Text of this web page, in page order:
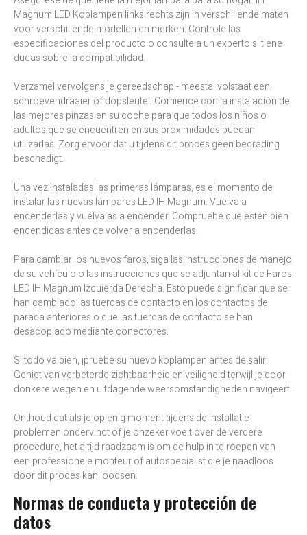
Magnum LED Koplampen links rechts zijn in verschillende maten
voor verschillende modellen en merken. Controle las
especificaciones del producto o consulte a un experto si tiene
dudas sobre la compatibilidad.
Verzamel vervolgens je gereedschap - meestal volstaat een
schroevendraaier of dopsleutel. Comience con la instalación de
las mejores pinzas en su coche para que todos los niños o
adultos que se encuentren en sus proximidades puedan
utilizarlas. Zorg ervoor dat u tijdens dit proces geen bedrading
beschadigt.
Una vez instaladas las primeras lámparas, es el momento de
instalar las nuevas lámparas LED IH Magnum. Vuelva a
encenderlas y vuélvalas a encender. Compruebe que estén bien
encendidas antes de volver a encenderlas.
Para cambiar los nuevos faros, siga las instrucciones de manejo
de su vehículo o las instrucciones que se adjuntan al kit de Faros
LED IH Magnum Izquierda Derecha. Esto puede significar que se
han cambiado las tuercas de contacto en los contactos de
parada anteriores o que las tuercas de contacto se han
desacoplado mediante conectores.
Si todo va bien, ¡pruebe su nuevo koplampen antes de salir!
Geniet van verbeterde zichtbaarheid en veiligheid terwijl je door
donkere wegen en uitdagende weersomstandigheden navigeert.
Onthoud dat als je op enig moment tijdens de installatie
problemen ondervindt of je onzeker voelt over de verdere
procedure, het altijd raadzaam is om de hulp in te roepen van
een professionele monteur of autospecialist die je naadloos
door dit proces kan loodsen.
Normas de conducta y protección de
datos